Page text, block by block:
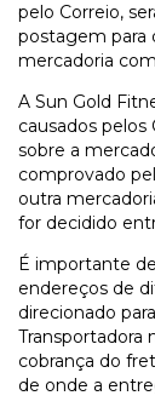
pelo Correio,
postagem para
mercadoria
A Sun Gold
causados
sobre a
comprovado
outra
for decidido
É importante
endereços de
direcionado
Transportadora
cobrança do
de onde a